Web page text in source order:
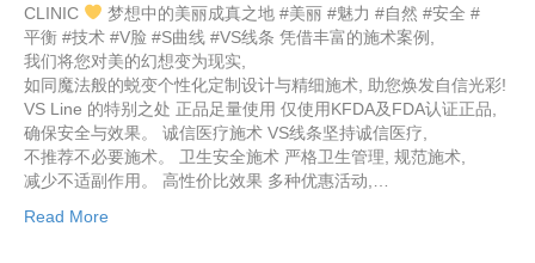
CLINIC
梦想中的美丽成真之地 #美丽 #魅力 #自然 #安全 #
平衡 #技术 #V脸 #S曲线 #VS线条 凭借丰富的施术案例,
我们将您对美的幻想变为现实,
如同魔法般的蜕变个性化定制设计与精细施术, 助您焕发自信光彩!
VS Line 的特别之处 正品足量使用 仅使用KFDA及FDA认证正品,
确保安全与效果。 诚信医疗施术 VS线条坚持诚信医疗,
不推荐不必要施术。 卫生安全施术 严格卫生管理, 规范施术,
减少不适副作用。 高性价比效果 多种优惠活动,…
Read More